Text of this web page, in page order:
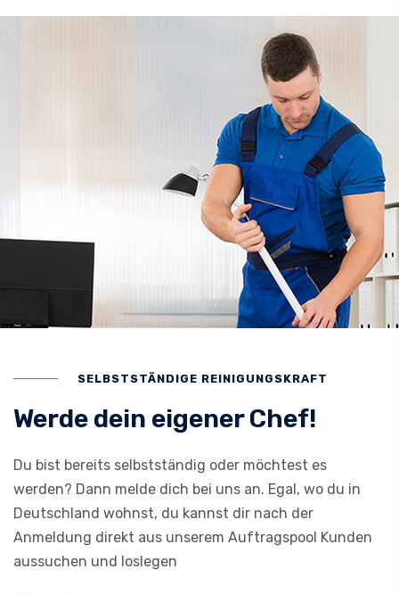
SELBSTSTÄNDIGE REINIGUNGSKRAFT
Werde dein eigener Chef!
Du bist bereits selbstständig oder möchtest es
werden? Dann melde dich bei uns an. Egal, wo du in
Deutschland wohnst, du kannst dir nach der
Anmeldung direkt aus unserem Auftragspool Kunden
aussuchen und loslegen